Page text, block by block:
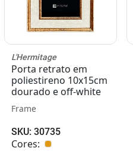
L'Hermitage
Porta retrato em
poliestireno 10x15cm
dourado e off-white
Frame
SKU: 30735
Cores: